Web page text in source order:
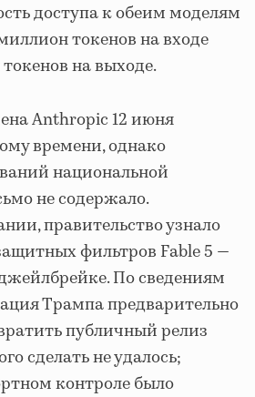
доступа к обеим моделям
токенов на входе
на выходе.
Anthropic 12 июня
времени, однако
национальной
не содержало.
правительство узнало
фильтров Fable 5 —
По сведениям
Трампа предварительно
публичный релиз
сделать не удалось;
контроле было